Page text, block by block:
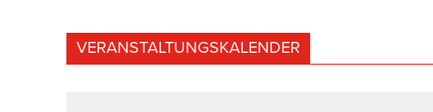
VERANSTALTUNGSKALENDER